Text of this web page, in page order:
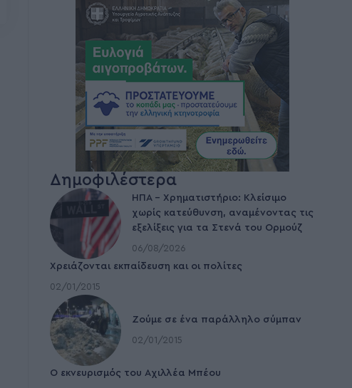
Δημοφιλέστερα
ΗΠΑ – Χρηματιστήριο: Κλείσιμο
χωρίς κατεύθυνση, αναμένοντας τις
εξελίξεις για τα Στενά του Ορμούζ
06/08/2026
Χρειάζονται εκπαίδευση και οι πολίτες
02/01/2015
Ζούμε σε ένα παράλληλο σύμπαν
02/01/2015
Ο εκνευρισμός του Αχιλλέα Μπέου